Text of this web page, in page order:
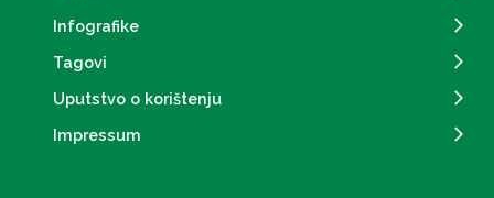
Infografike
Tagovi
Uputstvo o korištenju
Impressum